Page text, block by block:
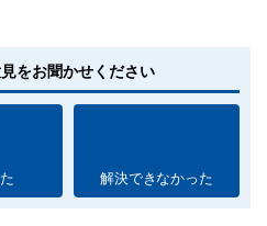
をお聞かせください
解決できなかった